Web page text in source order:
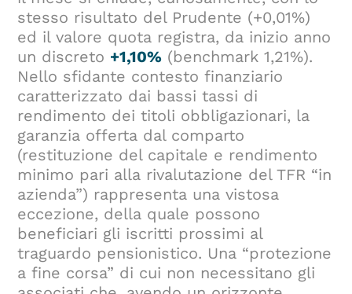
stesso risultato del Prudente (+0,01%)
ed il valore quota registra, da inizio anno
un discreto +1,10% (benchmark 1,21%).
Nello sfidante contesto finanziario
caratterizzato dai bassi tassi di
rendimento dei titoli obbligazionari, la
garanzia offerta dal comparto
(restituzione del capitale e rendimento
minimo pari alla rivalutazione del TFR “in
azienda”) rappresenta una vistosa
eccezione, della quale possono
beneficiari gli iscritti prossimi al
traguardo pensionistico. Una “protezione
a fine corsa” di cui non necessitano gli